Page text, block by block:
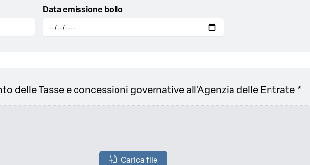
Data emissione bollo
delle Tasse e concessioni governative all'Agenzia delle Entrate *
Carica file